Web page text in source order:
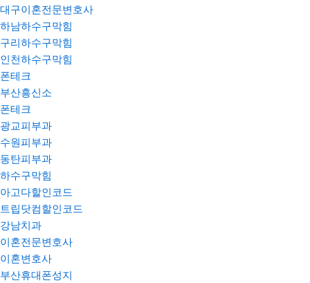
대구이혼전문변호사
하남하수구막힘
구리하수구막힘
인천하수구막힘
폰테크
부산흥신소
폰테크
광교피부과
수원피부과
동탄피부과
하수구막힘
아고다할인코드
트립닷컴할인코드
강남치과
이혼전문변호사
이혼변호사
부산휴대폰성지